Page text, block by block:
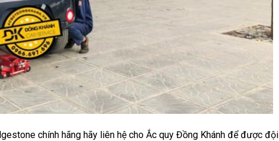
chính hãng hãy liên hệ cho Ắc quy Đồng Khánh để được đội